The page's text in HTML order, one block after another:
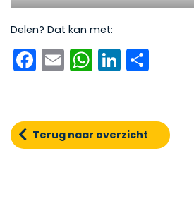
Delen? Dat kan met:
Facebook
EmailWhatsApp
LinkedIn
Terug naar overzicht